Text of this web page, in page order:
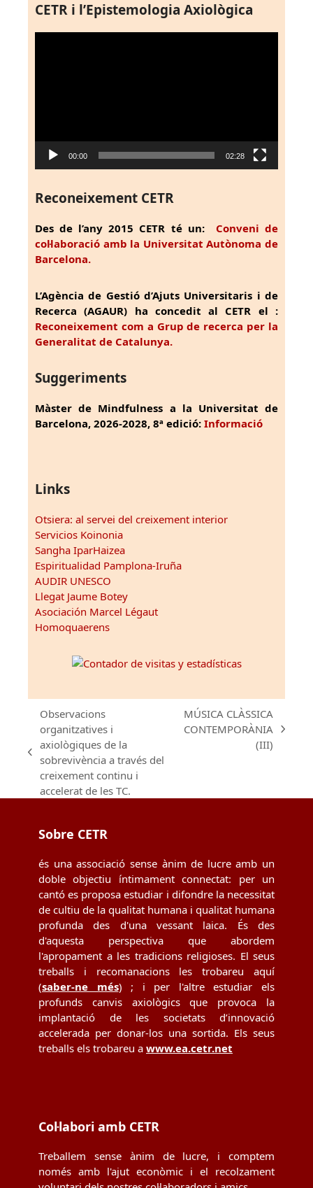
CETR i l’Epistemologia Axiològica
00:00 02:28
Reconeixement CETR
Des de l’any 2015 CETR té un: Conveni de
col·laboració amb la Universitat Autònoma de
Barcelona.
L’Agència de Gestió d’Ajuts Universitaris i de
Recerca (AGAUR) ha concedit al CETR el :
Reconeixement com a Grup de recerca per la
Generalitat de Catalunya.
Suggeriments
Màster de Mindfulness a la Universitat de
Barcelona, 2026-2028, 8ª edició: Informació
Links
Otsiera: al servei del creixement interior
Servicios Koinonia
Sangha IparHaizea
Espiritualidad Pamplona-Iruña
AUDIR UNESCO
Llegat Jaume Botey
Asociación Marcel Légaut
Homoquaerens
previous
post:
Observacions
organitzatives i
axiològiques de la
sobrevivència a través del
creixement continu i
accelerat de les TC.
next
MÚSICA CLÀSSICA
CONTEMPORÀNIA
(III)
Sobre CETR
és una associació sense ànim de lucre amb un
doble objectiu íntimament connectat: per un
cantó es proposa estudiar i difondre la necessitat
de cultiu de la qualitat humana i qualitat humana
profunda des d'una vessant laica. És des
d'aquesta perspectiva que abordem
l'apropament a les tradicions religioses. El seus
treballs i recomanacions les trobareu aquí
(saber-ne més) ; i per l'altre estudiar els
profunds canvis axiològics que provoca la
implantació de les societats d’innovació
accelerada per donar-los una sortida. Els seus
treballs els trobareu a www.ea.cetr.net
Col·labori amb CETR
Treballem sense ànim de lucre, i comptem
només amb l'ajut econòmic i el recolzament